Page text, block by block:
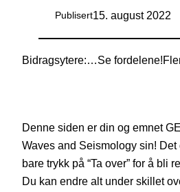
Publisert15. august 2022
Bidragsytere: Se fordelene!
Denne siden er din og emnet
Waves and Seismology sin!
bare trykk på “Ta over” for å bli
Du kan endre alt under skillet